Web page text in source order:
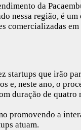
da
nessa região, é
comercializadas
startups que irão
e, neste ano, o
duração de
promovendo a
atuam.